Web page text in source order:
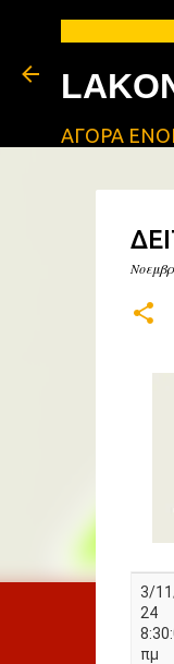
ΑΓΟΡΑ
3/
24
πμ